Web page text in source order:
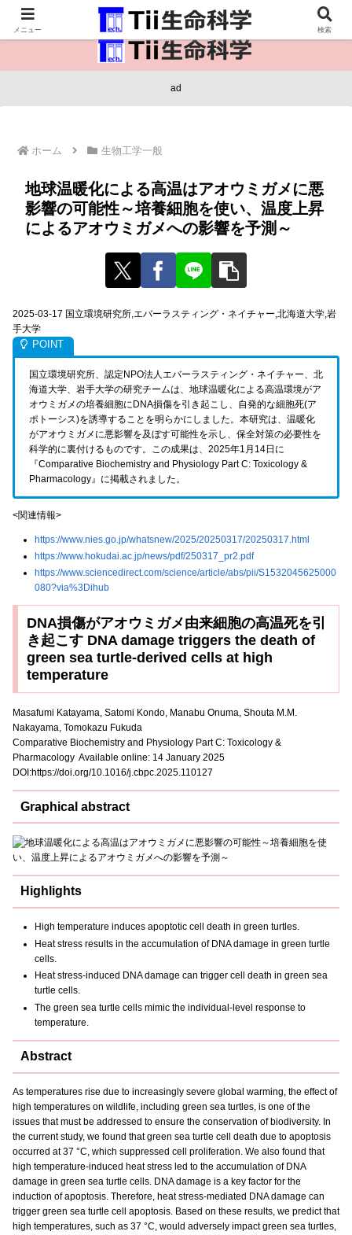
医療保健・生命・生物の情報インフラ。
ad
ホーム 生物工学一般
地球温暖化による高温はアオウミガメに悪
影響の可能性～培養細胞を使い、温度上昇
によるアオウミガメへの影響を予測～
2025-03-17 国立環境研究所,エバーラスティング・ネイチャー,北海道大学,岩
手大学
国立環境研究所、認定NPO法人エバーラスティング・ネイチャー、北
海道大学、岩手大学の研究チームは、地球温暖化による高温環境がア
オウミガメの培養細胞にDNA損傷を引き起こし、自発的な細胞死(ア
ポトーシス)を誘導することを明らかにしました。本研究は、温暖化
がアオウミガメに悪影響を及ぼす可能性を示し、保全対策の必要性を
科学的に裏付けるものです。この成果は、2025年1月14日に
『Comparative Biochemistry and Physiology Part C: Toxicology &
Pharmacology』に掲載されました。
<関連情報>
https://www.nies.go.jp/whatsnew/2025/20250317/20250317.html
https://www.hokudai.ac.jp/news/pdf/250317_pr2.pdf
https://www.sciencedirect.com/science/article/abs/pii/S1532045625000
080?via%3Dihub
DNA損傷がアオウミガメ由来細胞の高温死を引
き起こす DNA damage triggers the death of
green sea turtle-derived cells at high
temperature
Masafumi Katayama, Satomi Kondo, Manabu Onuma, Shouta M.M.
Nakayama, Tomokazu Fukuda
Comparative Biochemistry and Physiology Part C: Toxicology &
Pharmacology Available online: 14 January 2025
DOI:https://doi.org/10.1016/j.cbpc.2025.110127
Graphical abstract
Highlights
High temperature induces apoptotic cell death in green turtles.
Heat stress results in the accumulation of DNA damage in green turtle
cells.
Heat stress-induced DNA damage can trigger cell death in green sea
turtle cells.
The green sea turtle cells mimic the individual-level response to
temperature.
Abstract
As temperatures rise due to increasingly severe global warming, the effect of
high temperatures on wildlife, including green sea turtles, is one of the
issues that must be addressed to ensure the conservation of biodiversity. In
the current study, we found that green sea turtle cell death due to apoptosis
occurred at 37 °C, which suppressed cell proliferation. We also found that
high temperature-induced heat stress led to the accumulation of DNA
damage in green sea turtle cells. DNA damage is a key factor for the
induction of apoptosis. Therefore, heat stress-mediated DNA damage can
trigger green sea turtle cell apoptosis. Based on these results, we predict that
high temperatures, such as 37 °C, would adversely impact green sea turtles,
メニュー 検索